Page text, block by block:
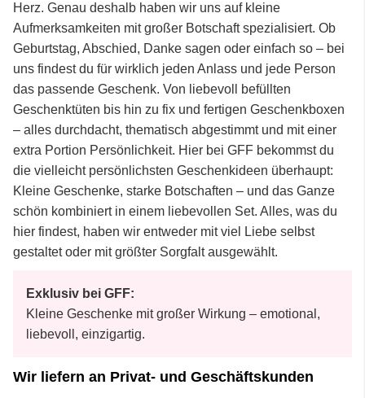
Herz. Genau deshalb haben wir uns auf kleine
Aufmerksamkeiten mit großer Botschaft spezialisiert. Ob
Geburtstag, Abschied, Danke sagen oder einfach so – bei
uns findest du für wirklich jeden Anlass und jede Person
das passende Geschenk. Von liebevoll befüllten
Geschenktüten bis hin zu fix und fertigen Geschenkboxen
– alles durchdacht, thematisch abgestimmt und mit einer
extra Portion Persönlichkeit. Hier bei GFF bekommst du
die vielleicht persönlichsten Geschenkideen überhaupt:
Kleine Geschenke, starke Botschaften – und das Ganze
schön kombiniert in einem liebevollen Set. Alles, was du
hier findest, haben wir entweder mit viel Liebe selbst
gestaltet oder mit größter Sorgfalt ausgewählt.
Exklusiv bei GFF:
Kleine Geschenke mit großer Wirkung – emotional,
liebevoll, einzigartig.
Wir liefern an Privat- und Geschäftskunden